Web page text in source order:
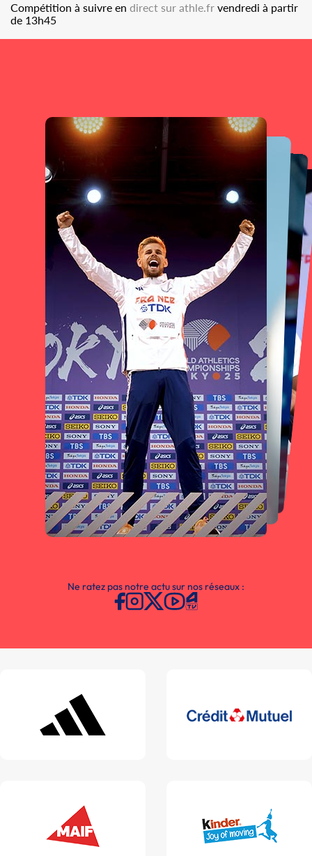
Compétition à suivre en direct sur athle.fr vendredi à partir
de 13h45
Ne ratez pas notre actu sur nos réseaux :